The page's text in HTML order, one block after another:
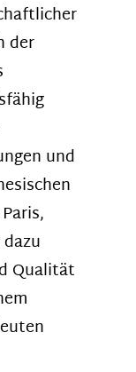
der
und
Qualität